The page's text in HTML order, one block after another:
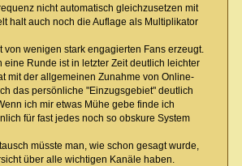
nicht automatisch gleichzusetzen mit
halt auch noch die Auflage als Multiplikator
von wenigen stark engagierten Fans erzeugt.
eine Runde ist in letzter Zeit deutlich leichter
mit der allgemeinen Zunahme von Online-
das persönliche "Einzugsgebiet" deutlich
ich mir etwas Mühe gebe finde ich
für fast jedes noch so obskure System
müsste man, wie schon gesagt wurde,
über alle wichtigen Kanäle haben.